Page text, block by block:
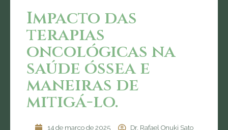
Impacto das
terapias
oncológicas na
saúde óssea e
maneiras de
mitigá-lo.
14 de março de 2025
Dr. Rafael Onuki Sato